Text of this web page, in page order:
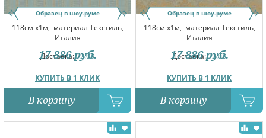
Образец в шоу-руме
118см x1м, материал Текстиль,
Италия
Доставка:12.08
КУПИТЬ В 1 КЛИК
17 886 руб.
В корзину
Образец в шоу-руме
118см x1м, материал Текстиль,
Италия
Доставка:12.08
КУПИТЬ В 1 КЛИК
17 886 руб.
В корзину